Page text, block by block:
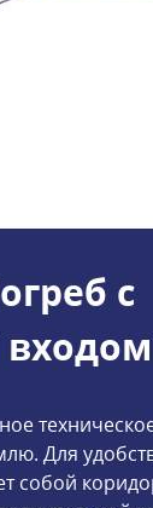
с
Для
собой